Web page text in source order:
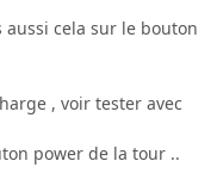
cela sur le bouton
, voir tester avec
power de la tour ..